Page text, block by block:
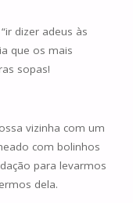
dizer adeus às
que os mais
sopas!
vizinha com um
com bolinhos
para levarmos
dela.